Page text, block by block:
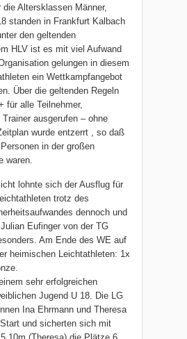
die Altersklassen Männer,
standen in Frankfurt Kalbach
den geltenden
HLV ist es mit viel Aufwand
gelungen in diesem
ein Wettkampfangebot
Über die geltenden Regeln
für alle Teilnehmer,
ausgerufen – ohne
wurde entzerrt , so daß
in der großen
waren.
lohnte sich der Ausflug für
trotz des
dennoch und
Eufinger von der TG
Am Ende des WE auf
heimischen Leichtathleten: 1x
sehr erfolgreichen
Jugend U 18. Die LG
Ina Ehrmann und Theresa
und sicherten sich mit